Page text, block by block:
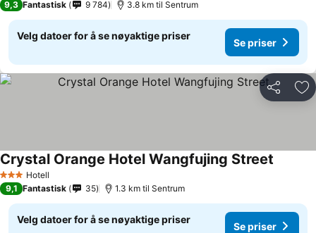
9,3 Fantastisk 9 784 3.8 km til Sentrum
Velg datoer for å se nøyaktige priser
Se priser
Del
3 StjernerHotell
Crystal Orange Hotel Wangfujing Street
9,1 Fantastisk 35 1.3 km til Sentrum
Velg datoer for å se nøyaktige priser
Se priser